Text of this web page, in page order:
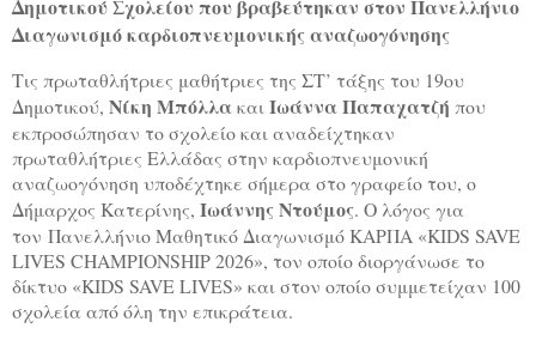
Δημοτικού Σχολείου που βραβεύτηκαν στον Πανελλήνιο
Διαγωνισμό καρδιοπνευμονικής αναζωογόνησης
Τις πρωταθλήτριες μαθήτριες της ΣΤ’ τάξης του 19ου
Δημοτικού, Νίκη ΜπόλλακαιΙωάννα Παπαχατζή που
εκπροσώπησαν το σχολείο και αναδείχτηκαν
πρωταθλήτριες Ελλάδας στην καρδιοπνευμονική
αναζωογόνηση υποδέχτηκε σήμερα στο γραφείο του, ο
Δήμαρχος Κατερίνης, Ιωάννης Ντούμος. Ο λόγος για
τον Πανελλήνιο Μαθητικό Διαγωνισμό ΚΑΡΠΑ «KIDS SAVE
LIVES CHAMPIONSHIP 2026», τον οποίο διοργάνωσε το
δίκτυο «KIDS SAVE LIVES» και στον οποίο συμμετείχαν 100
σχολεία από όλη την επικράτεια.